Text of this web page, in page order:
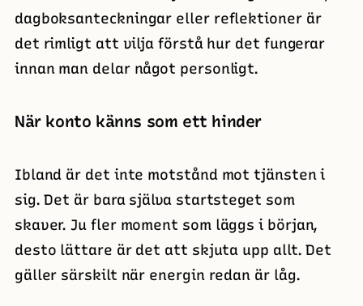
dagboksanteckningar eller reflektioner är
det rimligt att vilja förstå hur det fungerar
innan man delar något personligt.
När konto känns som ett hinder
Ibland är det inte motstånd mot tjänsten i
sig. Det är bara själva startsteget som
skaver. Ju fler moment som läggs i början,
desto lättare är det att skjuta upp allt. Det
gäller särskilt när energin redan är låg.